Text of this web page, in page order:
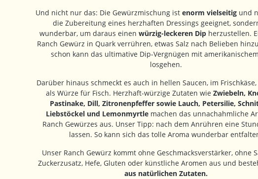
Und nicht nur das: Die Gewürzmischung ist enorm vielseitigund
die Zubereitung eines herzhaften Dressings geeignet,
wunderbar, um daraus einen würzig-leckeren Dip herzustellen.
Ranch Gewürz in Quark verrühren, etwas Salz nach Belieben
schon kann das ultimative Dip-Vergnügen mit
losgehen.
Darüber hinaus schmeckt es auch in hellen Saucen, im
als Würze für Fisch. Herzhaft-würzige Zutaten wie Zwiebeln,
Pastinake, Dill, Zitronenpfeffer sowie Lauch, Petersilie,
Liebstöckel und Lemonmyrtlemachen das unnachahmliche
Ranch Gewürzes aus. Unser Tipp: nach dem Anrühren eine
lassen. So kann sich das tolle Aroma wunderbar
Unser Ranch Gewürz kommt ohne Geschmacksverstärker, ohne
Zuckerzusatz, Hefe, Gluten oder künstliche Aromen aus und
aus natürlichen Zutaten.